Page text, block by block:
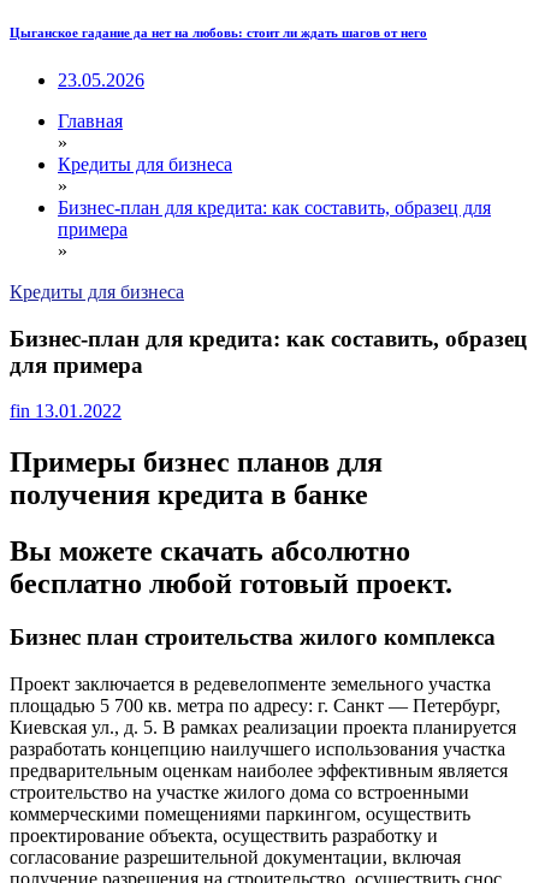
Цыганское гадание да нет на любовь: стоит ли ждать шагов от него
23.05.2026
Главная
»
Кредиты для бизнеса
»
Бизнес-план для кредита: как составить, образец для
примера
»
Кредиты для бизнеса
Бизнес-план для кредита: как составить, образец
для примера
fin 13.01.2022
Примеры бизнес планов для
получения кредита в банке
Вы можете скачать абсолютно
бесплатно любой готовый проект.
Бизнес план строительства жилого комплекса
Проект заключается в редевелопменте земельного участка
площадью 5 700 кв. метра по адресу: г. Санкт — Петербург,
Киевская ул., д. 5. В рамках реализации проекта планируется
разработать концепцию наилучшего использования участка
предварительным оценкам наиболее эффективным является
строительство на участке жилого дома со встроенными
коммерческими помещениями паркингом, осуществить
проектирование объекта, осуществить разработку и
согласование разрешительной документации, включая
получение разрешения на строительство, осуществить снос